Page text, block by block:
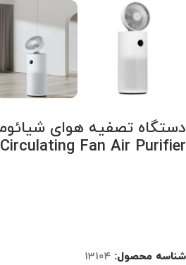
Circulating Fan Air Purifier
شناسه محصول: 13104